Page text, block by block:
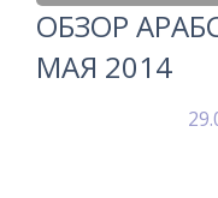
ОБЗОР
МАЯ 2014